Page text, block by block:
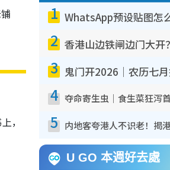
，
1
2
3
4
5
U GO 本週好去處